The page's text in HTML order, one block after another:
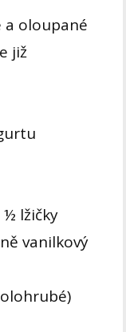
a oloupané
již
½ lžičky
vanilkový